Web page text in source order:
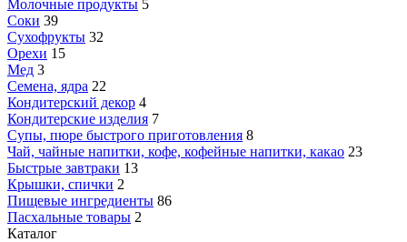
Молочные продукты 5
Соки 39
Сухофрукты 32
Орехи 15
Мед 3
Семена, ядра 22
Кондитерский декор 4
Кондитерские изделия 7
Супы, пюре быстрого приготовления 8
Чай, чайные напитки, кофе, кофейные напитки, какао 23
Быстрые завтраки 13
Крышки, спички 2
Пищевые ингредиенты 86
Пасхальные товары 2
Каталог